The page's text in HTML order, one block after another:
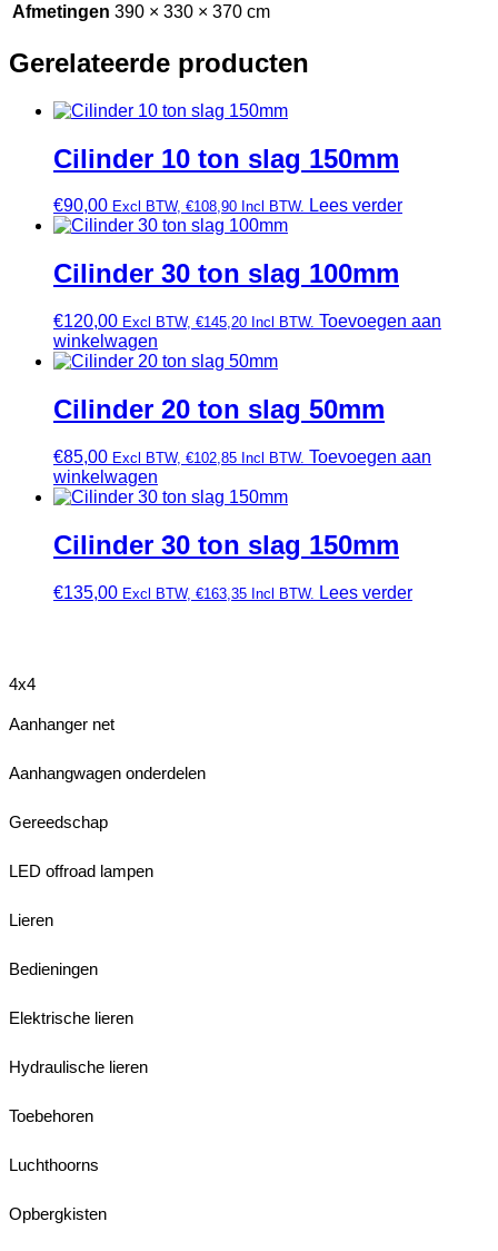
Afmetingen 390 × 330 × 370 cm
Gerelateerde producten
Cilinder 10 ton slag 150mm
€90,00 Excl BTW, €108,90 Incl BTW. Lees verder
Cilinder 30 ton slag 100mm
€120,00 Excl BTW, €145,20 Incl BTW. Toevoegen aan
winkelwagen
Cilinder 20 ton slag 50mm
€85,00 Excl BTW, €102,85 Incl BTW. Toevoegen aan
winkelwagen
Cilinder 30 ton slag 150mm
€135,00 Excl BTW, €163,35 Incl BTW. Lees verder
4x4
Aanhanger net
Aanhangwagen onderdelen
Gereedschap
LED offroad lampen
Lieren
Bedieningen
Elektrische lieren
Hydraulische lieren
Toebehoren
Luchthoorns
Opbergkisten